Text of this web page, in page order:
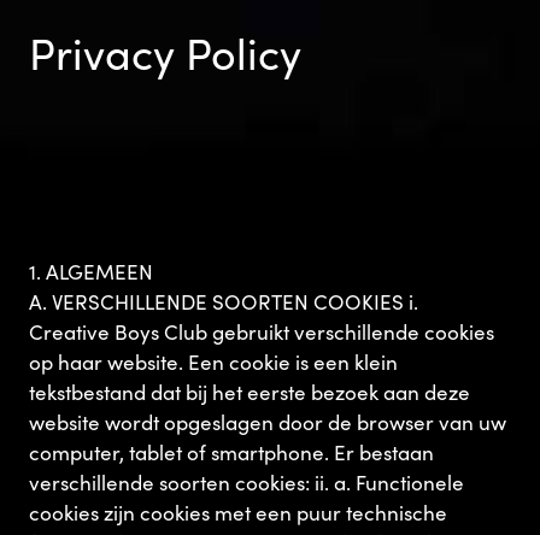
Privacy Policy
1. ALGEMEEN
A. VERSCHILLENDE SOORTEN COOKIES i.
Creative Boys Club gebruikt verschillende cookies
op haar website. Een cookie is een klein
tekstbestand dat bij het eerste bezoek aan deze
website wordt opgeslagen door de browser van uw
computer, tablet of smartphone. Er bestaan
verschillende soorten cookies: ii. a. Functionele
cookies zijn cookies met een puur technische